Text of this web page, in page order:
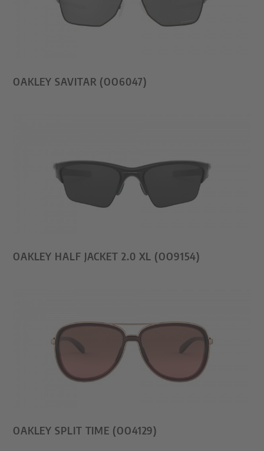
OAKLEY SAVITAR (OO6047)
OAKLEY HALF JACKET 2.0 XL (OO9154)
OAKLEY SPLIT TIME (OO4129)